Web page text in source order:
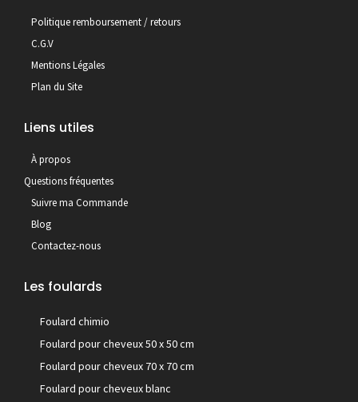
Politique remboursement / retours
C.G.V
Mentions Légales
Plan du Site
Liens utiles
À propos
Questions fréquentes
Suivre ma Commande
Blog
Contactez-nous
Les foulards
Foulard chimio
Foulard pour cheveux 50 x 50 cm
Foulard pour cheveux 70 x 70 cm
Foulard pour cheveux blanc